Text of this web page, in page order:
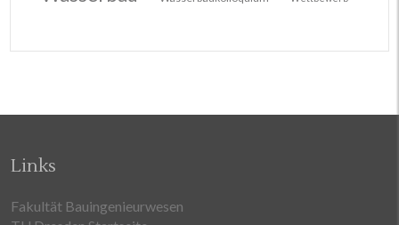
Links
Fakultät Bauingenieurwesen